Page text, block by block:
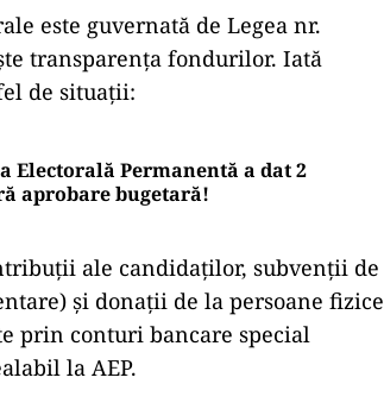
este guvernată de Legea nr.
transparența fondurilor. Iată
de situații:
Electorală Permanentă a dat 2
aprobare bugetară!
ale candidaților, subvenții de
și donații de la persoane fizice
prin conturi bancare special
la AEP.